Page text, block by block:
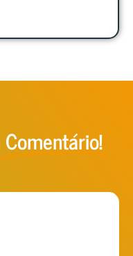
Comentário!